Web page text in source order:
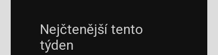
Nejčtenější tento
týden